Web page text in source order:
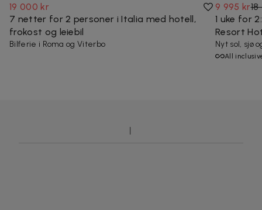
19 000 kr
7 netter for 2 personer i Italia med hotell,
frokost og leiebil
Bilferie i Roma og Viterbo
9 995 kr
1 uke for
Resort
Nyt sol, sjø
All